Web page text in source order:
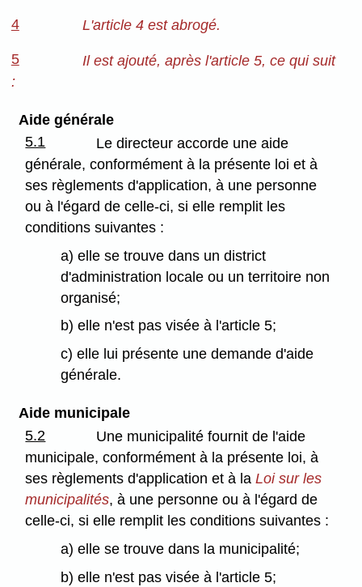
4 L'article 4 est abrogé.
5
Il est ajouté, après l'article 5, ce qui suit
:
Aide générale
5.1
Le directeur accorde une aide
générale, conformément à la présente loi et à
ses règlements d'application, à une personne
ou à l'égard de celle-ci, si elle remplit les
conditions suivantes :
a) elle se trouve dans un district
d'administration locale ou un territoire non
organisé;
b) elle n'est pas visée à l'article 5;
c) elle lui présente une demande d'aide
générale.
Aide municipale
5.2
Une municipalité fournit de l'aide
municipale, conformément à la présente loi, à
ses règlements d'application et à laLoi sur les
municipalités, à une personne ou à l'égard de
celle-ci, si elle remplit les conditions suivantes :
a) elle se trouve dans la municipalité;
b) elle n'est pas visée à l'article 5;